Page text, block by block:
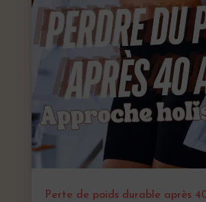
Perte de poids durable après